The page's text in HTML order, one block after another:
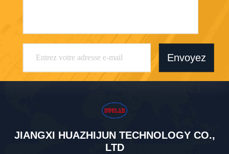
Envoyez
JIANGXI HUAZHIJUN TECHNOLOGY CO.,
LTD